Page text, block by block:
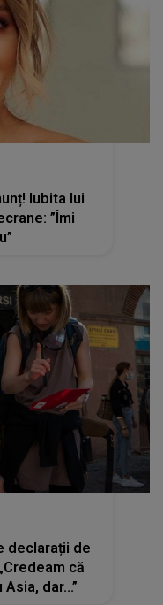
Iubita lui
”Îmi
declarații de
că
dar...”